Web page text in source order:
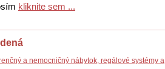
kliknite sem ...
a nemocničný nábytok, regálové systémy a